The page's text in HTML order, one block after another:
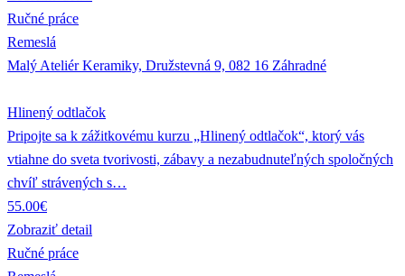
Ručné práce
Remeslá
Malý Ateliér Keramiky, Družstevná 9, 082 16 Záhradné
Hlinený odtlačok
Pripojte sa k zážitkovému kurzu „Hlinený odtlačok“, ktorý vás
vtiahne do sveta tvorivosti, zábavy a nezabudnuteľných spoločných
chvíľ strávených s…
55.00€
Zobraziť detail
Ručné práce